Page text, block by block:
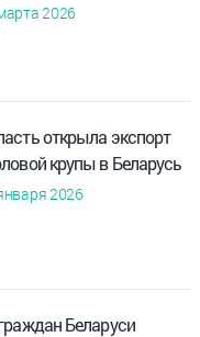
2026
открыла экспорт
крупы в Беларусь
2026
Беларуси